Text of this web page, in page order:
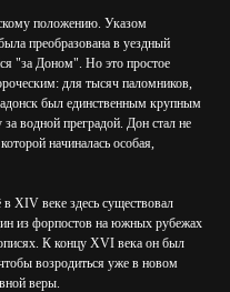
положению. Указом
преобразована в уездный
"за Доном". Но это простое
для тысяч паломников,
был единственным крупным
водной преградой. Дон стал не
начиналась особая,
XIV веке здесь существовал
из форпостов на южных рубежах
К концу XVI века он был
возродиться уже в новом
веры.